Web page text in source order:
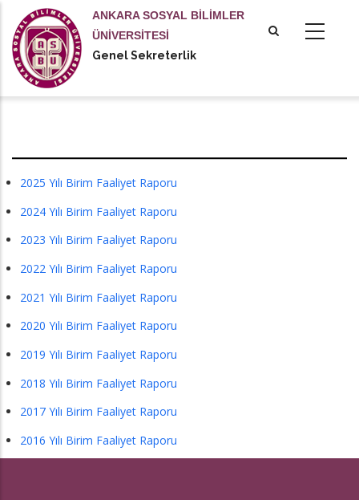
içeriğe
atla
ANKARA SOSYAL BİLİMLER
ÜNİVERSİTESİ
Genel Sekreterlik
2025 Yılı Birim Faaliyet Raporu
2024 Yılı Birim Faaliyet Raporu
2023 Yılı Birim Faaliyet Raporu
2022 Yılı Birim Faaliyet Raporu
2021 Yılı Birim Faaliyet Raporu
2020 Yılı Birim Faaliyet Raporu
2019 Yılı Birim Faaliyet Raporu
2018 Yılı Birim Faaliyet Raporu
2017 Yılı Birim Faaliyet Raporu
2016 Yılı Birim Faaliyet Raporu